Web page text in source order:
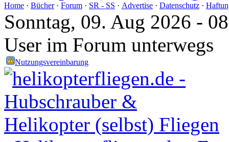
Home · Bücher· Forum · SR - SS · Advertise · Datenschutz ·
Sonntag, 09. Aug 2026 -
User im Forum unterwegs
Nutzungsvereinbarung